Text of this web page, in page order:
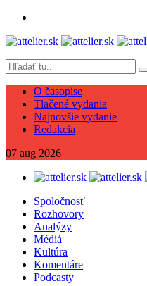
O časopise
Tlačené vydania
Najnovšie vydanie
Redakcia
07 aug 2026
Spoločnosť
Rozhovory
Analýzy
Médiá
Kultúra
Komentáre
Podcasty